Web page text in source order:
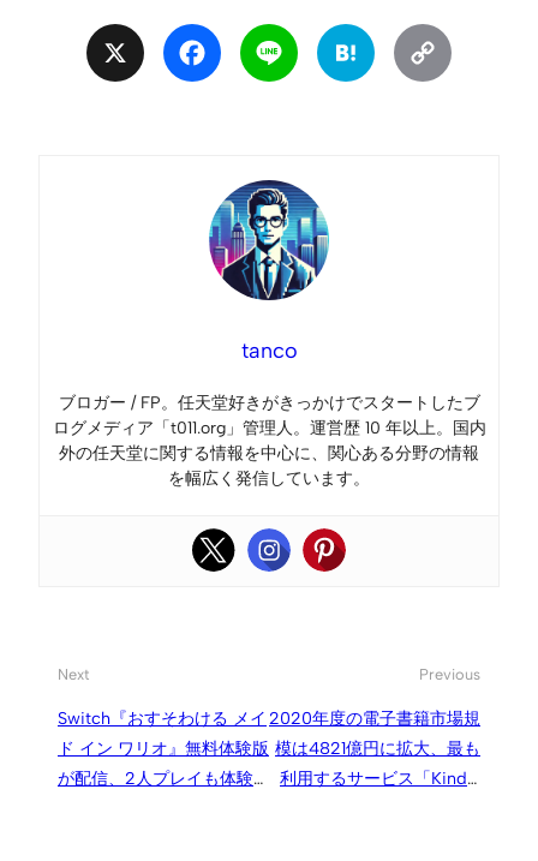
Facebook Line Hatena
tanco
ブロガー / FP。任天堂好きがきっかけでスタートしたブ
ログメディア「t011.org」管理人。運営歴 10 年以上。国内
外の任天堂に関する情報を中心に、関心ある分野の情報
を幅広く発信しています。
Next
Switch『おすそわける メイ
ド イン ワリオ』無料体験版
が配信、2人プレイも体験
Previous
2020年度の電子書籍市場規
模は4821億円に拡大、最も
利用するサービス「Kindle